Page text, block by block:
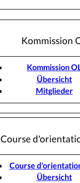
Kommission
Kommission
Übersicht
Mitglieder
Course
Course
Übersicht